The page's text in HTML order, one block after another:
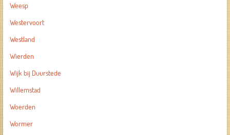
Weesp
Westervoort
Westland
Wierden
Wijk bij Duurstede
Willemstad
Woerden
Wormer